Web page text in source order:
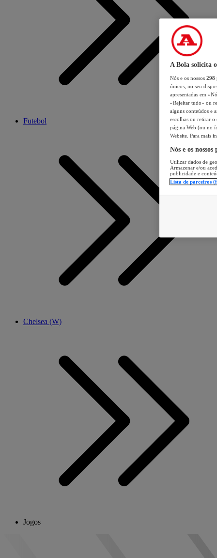
Futebol
Chelsea (W)
Jogos
A Bola solicita
Nós e os nossos 298
únicos, no seu
apresentadas em
«Rejeitar tudo» ou
alguns conteúdos e
escolhas ou retirar
página Web (ou no
Website. Para mais
Nós e os
Utilizar dados de
Armazenar e/ou
publicidade e
Lista de parceiros